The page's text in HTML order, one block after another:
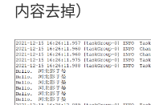
内容去掉）